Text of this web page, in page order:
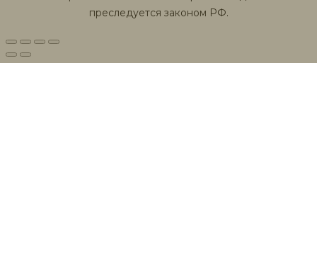
преследуется законом РФ.